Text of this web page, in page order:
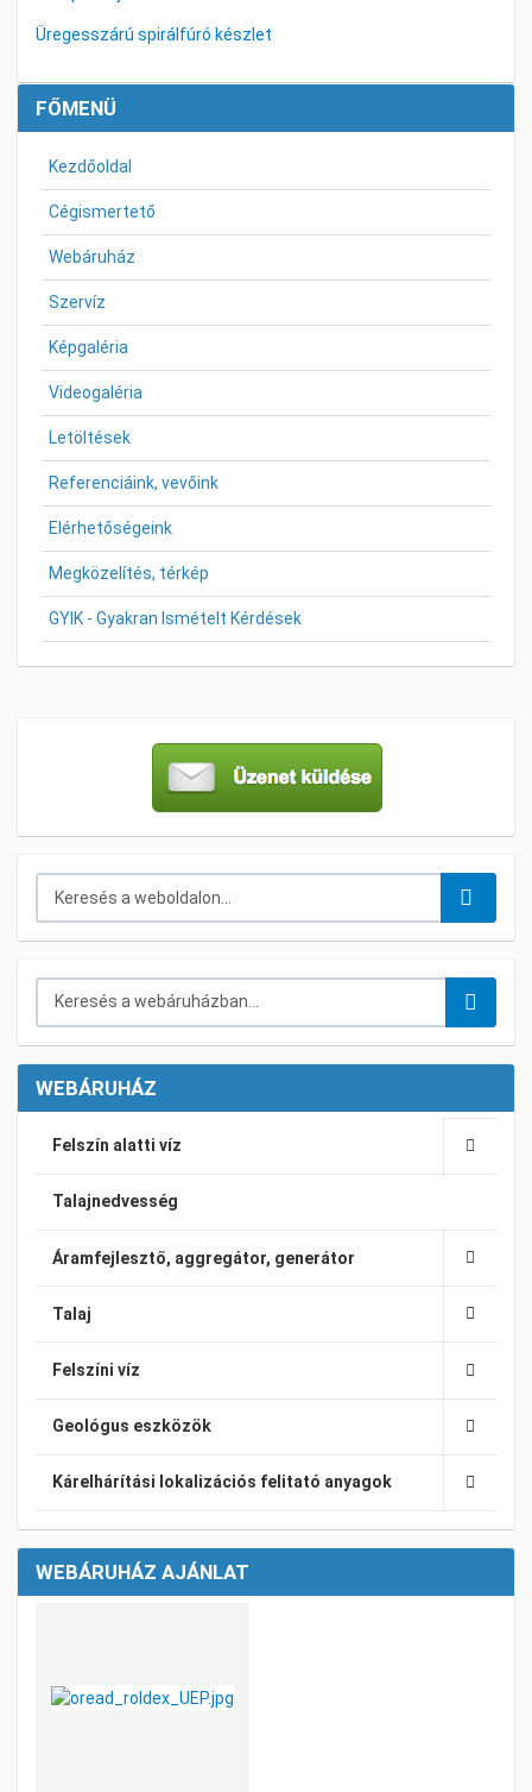
FŐMENÜ
Kezdőoldal
Cégismertető
Webáruház
Szervíz
Képgaléria
Videogaléria
Letöltések
Referenciáink, vevőink
Elérhetőségeink
Megközelítés, térkép
GYIK - Gyakran Ismételt Kérdések
Üregesszárú spirálfúró készlet
WEBÁRUHÁZ
Felszín alatti víz
Talajnedvesség
Áramfejlesztő, aggregátor, generátor
Talaj
Felszíni víz
Geológus eszközök
Kárelhárítási lokalizációs felitató anyagok
WEBÁRUHÁZ AJÁNLAT